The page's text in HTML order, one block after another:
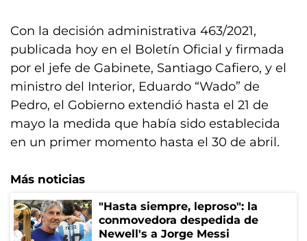
Con la decisión administrativa 463/2021,
publicada hoy en el Boletín Oficial y firmada
por el jefe de Gabinete, Santiago Cafiero, y el
ministro del Interior, Eduardo “Wado” de
Pedro, el Gobierno extendió hasta el 21 de
mayo la medida que había sido establecida
en un primer momento hasta el 30 de abril.
Más noticias
"Hasta siempre, leproso": la
conmovedora despedida de
Newell's a Jorge Messi